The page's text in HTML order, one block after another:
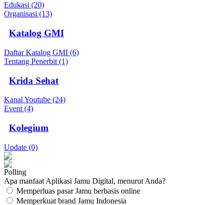
Edukasi (20)
Organisasi (13)
Katalog GMI
Daftar Katalog GMI (6)
Tentang Penerbit (1)
Krida Sehat
Kanal Youtube (24)
Event (4)
Kolegium
Update (0)
Polling
Apa manfaat Aplikasi Jamu Digital, menurut Anda?
Memperluas pasar Jamu berbasis online
Memperkuat brand Jamu Indonesia